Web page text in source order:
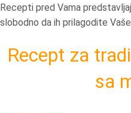
Recepti pred Vama
slobodno da ih prilagodite
Recept za
sa